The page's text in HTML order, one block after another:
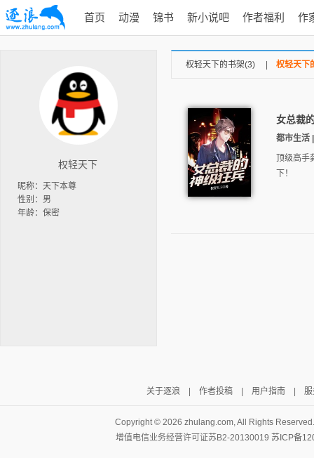
首页 动漫 锦书 新小说吧 作者福利 作
权轻天下
昵称：天下本尊
性别：男
年龄：保密
权轻天下的书架(3) 权轻天下
女总裁
都市生活
顶级高
下！
关于逐浪 作者投稿| 用户指南 服
Copyright © 2026 zhulang.com, All Rights
增值电信业务经营许可证苏B2-20130019 苏ICP备